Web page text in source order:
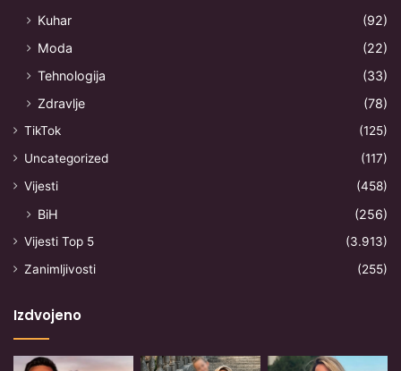
Kuhar
(92)
Moda
(22)
Tehnologija
(33)
Zdravlje
(78)
TikTok
(125)
Uncategorized
(117)
Vijesti
(458)
BiH (256)
Vijesti Top 5
(3.913)
Zanimljivosti
(255)
Izdvojeno